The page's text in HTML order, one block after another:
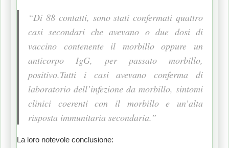
“Di 88 contatti, sono stati confermati quattro
casi secondari che avevano o due dosi di
vaccino contenente il morbillo oppure un
anticorpo IgG, per passato morbillo,
positivo.Tutti i casi avevano conferma di
laboratorio dell’infezione da morbillo, sintomi
clinici coerenti con il morbillo e un’alta
risposta immunitaria secondaria.”
La loro notevole conclusione: